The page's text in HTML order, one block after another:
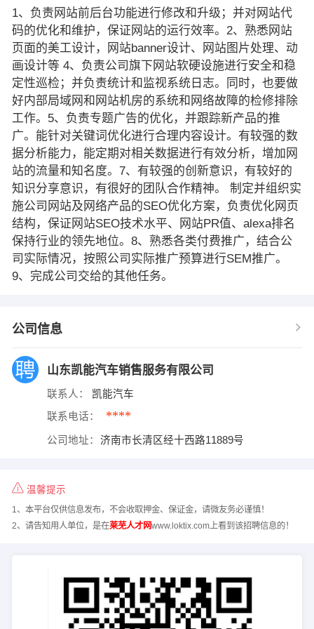
1、负责网站前后台功能进行修改和升级；并对网站代
码的优化和维护，保证网站的运行效率。2、熟悉网站
页面的美工设计，网站banner设计、网站图片处理、动
画设计等 4、负责公司旗下网站软硬设施进行安全和稳
定性巡检；并负责统计和监视系统日志。同时，也要做
好内部局域网和网站机房的系统和网络故障的检修排除
工作。5、负责专题广告的优化，并跟踪新产品的推
广。能针对关键词优化进行合理内容设计。有较强的数
据分析能力，能定期对相关数据进行有效分析，增加网
站的流量和知名度。7、有较强的创新意识，有较好的
知识分享意识，有很好的团队合作精神。 制定并组织实
施公司网站及网络产品的SEO优化方案，负责优化网页
结构，保证网站SEO技术水平、网站PR值、alexa排名
保持行业的领先地位。8、熟悉各类付费推广，结合公
司实际情况，按照公司实际推广预算进行SEM推广。
9、完成公司交给的其他任务。
公司信息
山东凯能汽车销售服务有限公司
联系人： 凯能汽车
联系电话： ****
公司地址： 济南市长清区经十西路11889号
温馨提示
1、本平台仅供信息发布，不会收取押金、保证金，请微友务必谨慎！
2、请告知用人单位，是在莱芜人才网www.loktix.com上看到该招聘信息的！